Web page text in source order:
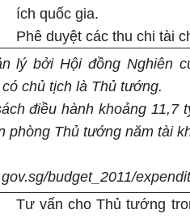
ích quốc gia.
Phê duyệt các thu chi tài
lý bởi Hội đồng Nghiên
chủ tịch là Thủ tướng.
điều hành khoảng 11,7
phòng Thủ tướng năm tài
budget_2011/
Tư vấn cho Thủ tướng